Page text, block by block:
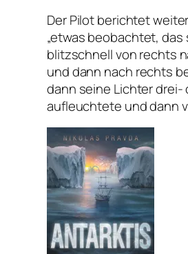
Der Pilot berichtet
„etwas beobachtet, das
blitzschnell von rechts
und dann nach rechts
dann seine Lichter drei-
aufleuchtete und dann